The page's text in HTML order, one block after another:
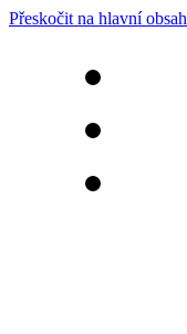
Přeskočit na hlavní obsah